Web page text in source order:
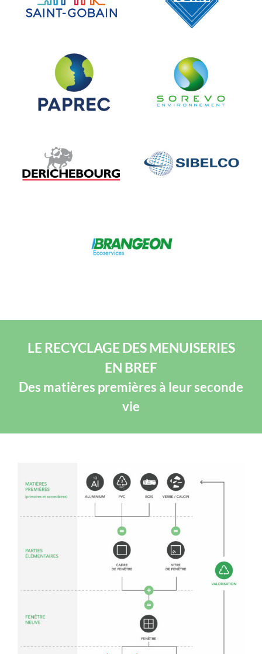
LE RECYCLAGE DES MENUISERIES
EN BREF
Des matières premières à leur seconde
vie